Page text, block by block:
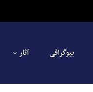
بیوگرافی آثار